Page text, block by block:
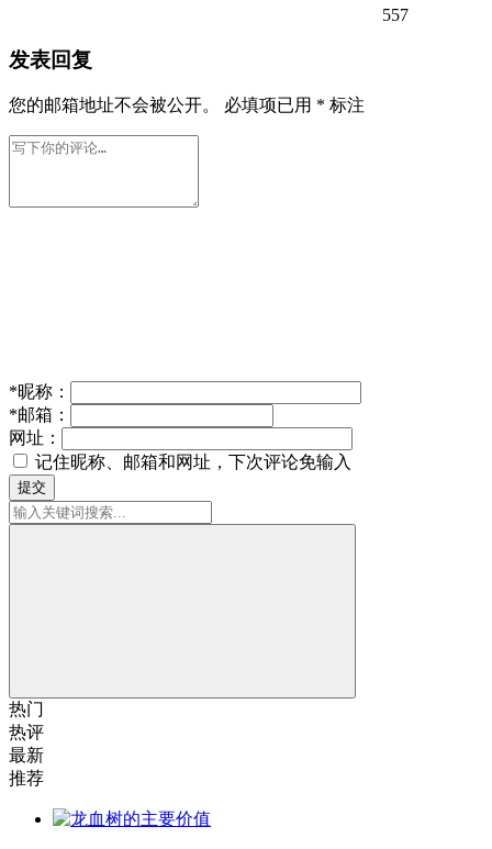
557
发表回复
您的邮箱地址不会被公开。 必填项已用 * 标注
*昵称：
*邮箱：
网址：
记住昵称、邮箱和网址，下次评论免输入
提交
热门
热评
最新
推荐